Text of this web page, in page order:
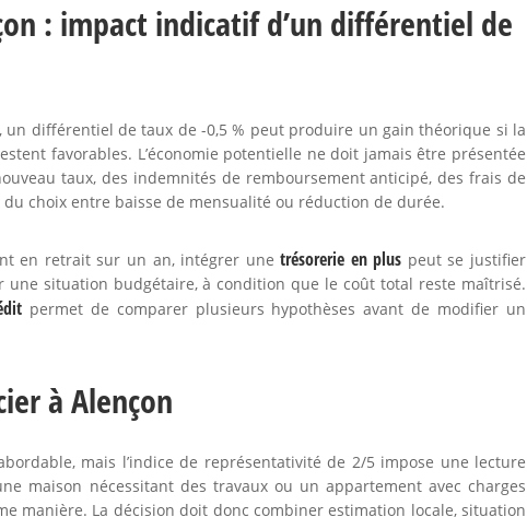
: impact indicatif d’un différentiel de
un différentiel de taux de -0,5 % peut produire un gain théorique si la
favorables. L’économie potentielle ne doit jamais être présentée
taux, des indemnités de remboursement anticipé, des frais de
du choix entre baisse de mensualité ou réduction de durée.
en retrait sur un an, intégrer unetrésorerie en plus peut se justifier
une situation budgétaire, à condition que le coût total reste maîtrisé.
permet de comparer plusieurs hypothèses avant de modifier un
à Alençon
mais l’indice de représentativité de 2/5 impose une lecture
maison nécessitant des travaux ou un appartement avec charges
manière. La décision doit donc combiner estimation locale, situation